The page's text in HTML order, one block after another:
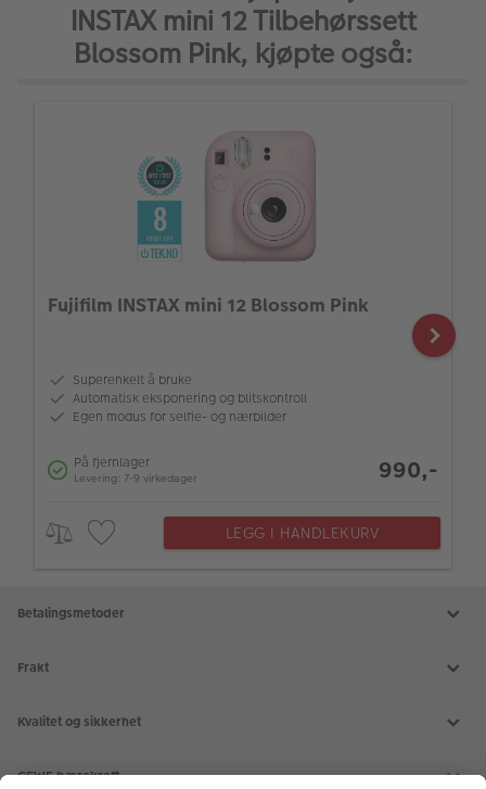
INSTAX mini 12 Tilbehørssett
Blossom Pink, kjøpte også:
Fujifilm INSTAX mini 12 Blossom Pink
Superenkelt å bruke
Automatisk eksponering og blitskontroll
Egen modus for selfie- og nærbilder
På fjernlager
Levering: 7-9 virkedager 990,-
LEGG I HANDLEKURV
Betalingsmetoder
Frakt
Kvalitet og sikkerhet
CEWE bærekraft